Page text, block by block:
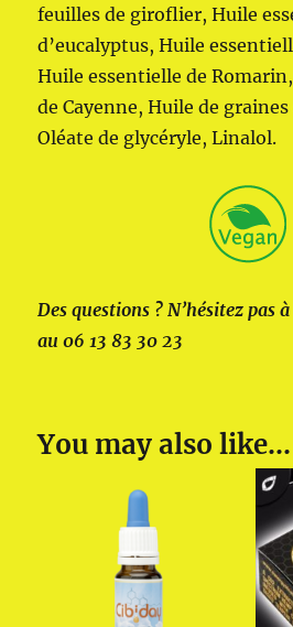
feuilles de giroflier, Huile
d’eucalyptus, Huile
Huile essentielle de
de Cayenne, Huile de
Oléate de glycéryle, Linalol.
Des questions ? N’hésitez pas
au 06 13 83 30 23
You may also like…